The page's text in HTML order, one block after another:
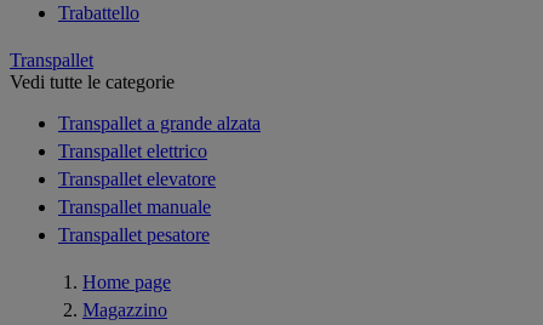
Trabattello
Transpallet
Vedi tutte le categorie
Transpallet a grande alzata
Transpallet elettrico
Transpallet elevatore
Transpallet manuale
Transpallet pesatore
Home page
Magazzino